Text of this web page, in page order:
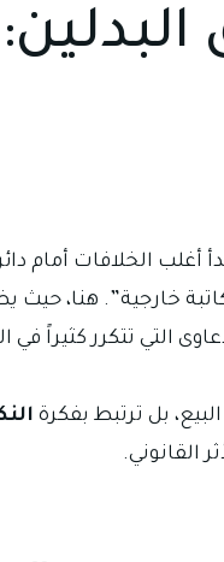
أغلب الخلافات أمام
خارجية”. هنا، حيث
التي تتكرر كثيراً
بل ترتبط بفكرة
القانوني.